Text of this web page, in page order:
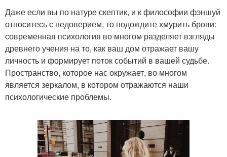
Даже если вы по натуре скептик, и к философии фэншуй
относитесь с недоверием, то подождите хмурить брови:
современная психология во многом разделяет взгляды
древнего учения на то, как ваш дом отражает вашу
личность и формирует поток событий в вашей судьбе.
Пространство, которое нас окружает, во многом
является зеркалом, в котором отражаются наши
психологические проблемы.